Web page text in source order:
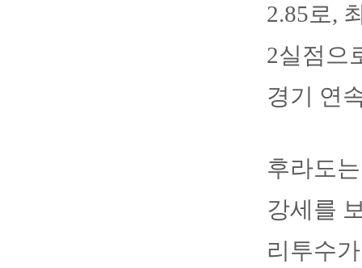
2.85로,
2실점으
경기 연
후라도
강세를
리투수